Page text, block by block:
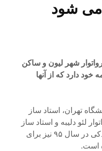
می شود
شهر لیون و ساکن
دارد که از آنها
تهران، استاد ساز
لئو دلیبه و استاد ساز
هورن در کنسرواتوار رائول پونیو. ایشان در سال ۹۵ به دعوت بنیاد رودکی در سال ۹۵ نیز برای
است.